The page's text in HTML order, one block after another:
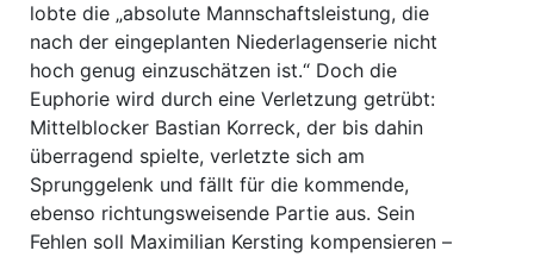
lobte die „absolute Mannschaftsleistung, die
nach der eingeplanten Niederlagenserie nicht
hoch genug einzuschätzen ist.“ Doch die
Euphorie wird durch eine Verletzung getrübt:
Mittelblocker Bastian Korreck, der bis dahin
überragend spielte, verletzte sich am
Sprunggelenk und fällt für die kommende,
ebenso richtungsweisende Partie aus. Sein
Fehlen soll Maximilian Kersting kompensieren –